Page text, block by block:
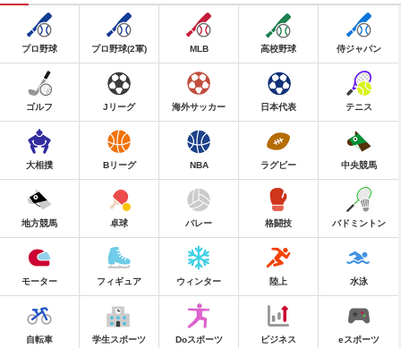
プロ野球 プロ野球(2軍) MLB 高校野球 侍ジャパン
ゴルフ Jリーグ 海外サッカー 日本代表 テニス
大相撲 Bリーグ NBA ラグビー 中央競馬
地方競馬 卓球 バレー 格闘技 バドミントン
モーター フィギュア ウィンター 陸上 水泳
自転車 学生スポーツ Doスポーツ ビジネス eスポーツ